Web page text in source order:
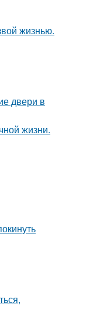
жизнью.
двери в
жизни.